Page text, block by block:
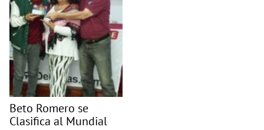
Beto Romero se
Clasifica al Mundial